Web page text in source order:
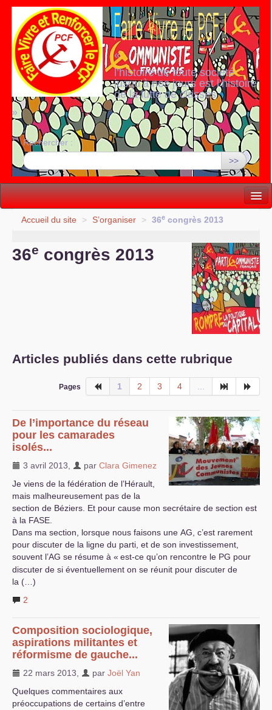
«
l’histoire de toute société
jusqu’à nos jours est l’histoire
de la lutte de classes
»
Rechercher :
>>
Vie politique
Accueil du site > S’organiser > 36e congrès 2013
36e congrès 2013
Articles publiés dans cette rubrique
Pages 1 2 3 4
De l’importance du réseau
pour les camarades
isolés...
3 avril 2013 par Clara Gimenez
Je viens de la fédération de l’Hérault,
mais malheureusement pas de la
section de Béziers. Et pour cause mon secrétaire de section est
à la FASE
Dans ma section, lorsque nous faisons une AG , c’est rarement
pour discuter de la ligne du parti, et de son investissement,
souvent l’AG se résume à « est-ce qu’on rencontre le PG pour
discuter de si éventuellement on se réunit pour discuter de
la (…)
2
Composition sociologique,
aspirations militantes et
réformisme de gauche...
22 mars 2013 par Joël Yan
Quelques commentaires aux
préoccupations de certains d’entre